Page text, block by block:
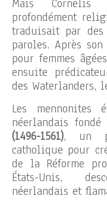
Mais
profondément
traduisait par
paroles. Après
pour femmes
ensuite
des Waterlanders,
Les mennonites
néerlandais
(1496-1561), un
catholique pour
de la Réforme
États-Unis,
néerlandais et